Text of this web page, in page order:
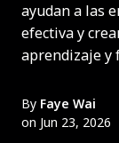
ayudan a las
efectiva y
aprendizaje y
By Faye Wai
on Jun 23, 2026